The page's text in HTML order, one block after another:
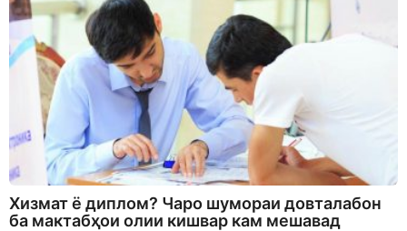
Хизмат ё диплом? Чаро шумораи довталабон
ба мактабҳои олии кишвар кам мешавад